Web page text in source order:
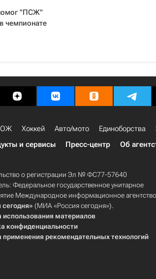
"ПСЖ"
чемпионате
Хоккей Авто/мото Единоборства
и сервисы Пресс-центр Об
о регистрации Эл № ФС77-57640
Федеральное государственное унитарное
Международное информационное агентство
(МИА «Россия сегодня»).
использования материалов
конфиденциальности
применения рекомендательных технологий